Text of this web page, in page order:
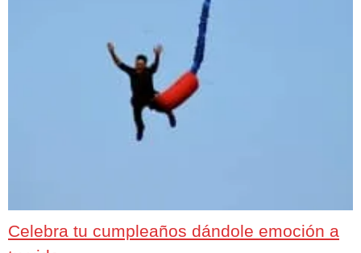
Celebra tu cumpleaños dándole emoción a